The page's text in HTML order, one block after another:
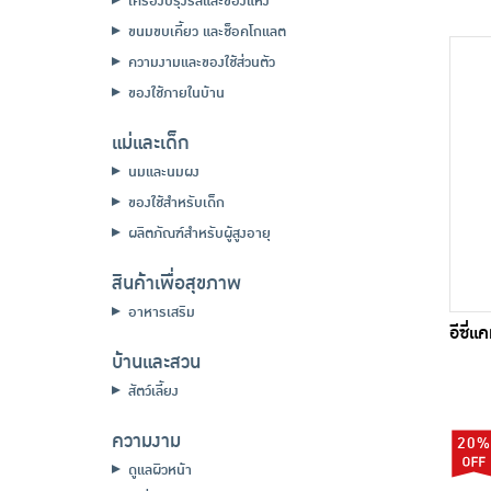
ขนมขบเคี้ยว และช็อคโกแลต
ความงามและของใช้ส่วนตัว
ของใช้ภายในบ้าน
แม่และเด็ก
นมและนมผง
ของใช้สำหรับเด็ก
ผลิตภัณฑ์สำหรับผู้สูงอายุ
สินค้าเพื่อสุขภาพ
อาหารเสริม
บ้านและสวน
สัตว์เลี้ยง
ความงาม
ดูแลผิวหน้า
อีซี่แ
20%